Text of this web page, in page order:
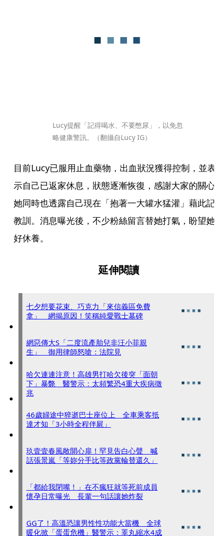
Lucy提醒「記得喝水、不要憋尿」，以免忽
略健康警訊。（翻攝自Lucy IG）
目前Lucy已服用止血藥物，出血狀況獲得控制，並表
示自己已返家休息，狀態逐漸恢復，感謝大家的關心
她同時也透露自己現在「抱著一大罐水猛灌」藉此記
教訓。消息曝光後，不少粉絲留言替她打氣，盼望她
好休養。
延伸閱讀
七夕想要花束、巧克力「來信義區免費
拿」 網揭原因！笑稱純愛戰士墓碑
網惡傳大S「二度流產胎兒非汪小菲親
生」 御用律師怒嗆：法院見
哈欠連連注意！高雄男打哈欠後突「面朝
下」暴斃 醫警示：太頻繁恐4重大疾病徵
兆
46歲婦途中猝逝巴士座位上 全車乘客抵
達才知「3小時全程伴屍」
玖壹壹春風敞開心扉！罕見告白心聲 喊
話張景嵐「等妳分手比等政黨輪替還久」
「都給我閉嘴！」在不瘋狂就等死前成員
懷孕日常曝光 長輩一句話讓她炸裂
GG了！高溫恐讓男性性功能大當機 全球
暖化掀「蛋蛋危機」醫警示：睪丸縮水4成